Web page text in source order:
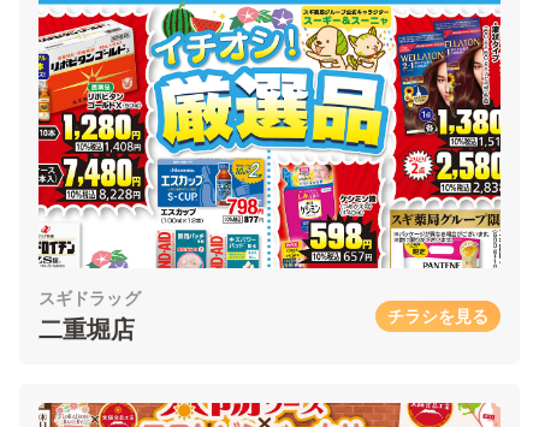
スギドラッグ
二重堀店 チラシを見る